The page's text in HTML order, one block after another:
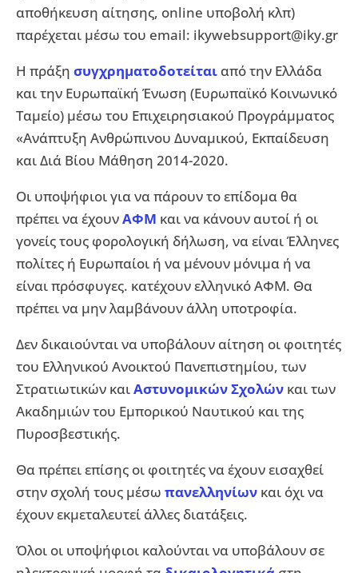
αποθήκευση αίτησης, online υποβολή κλπ)
παρέχεται μέσω του email: ikywebsupport@iky.gr
Η πράξη συγχρηματοδοτείται από την Ελλάδα
και την Ευρωπαϊκή Ένωση (Ευρωπαϊκό Κοινωνικό
Ταμείο) μέσω του Επιχειρησιακού Προγράμματος
«Ανάπτυξη Ανθρώπινου Δυναμικού, Εκπαίδευση
και Διά Βίου Μάθηση 2014-2020.
Οι υποψήφιοι για να πάρουν το επίδομα θα
πρέπει να έχουνΑΦΜ και να κάνουν αυτοί ή οι
γονείς τους φορολογική δήλωση, να είναι Έλληνες
πολίτες ή Ευρωπαίοι ή να μένουν μόνιμα ή να
είναι πρόσφυγες. κατέχουν ελληνικό ΑΦΜ. Θα
πρέπει να μην λαμβάνουν άλλη υποτροφία.
Δεν δικαιούνται να υποβάλουν αίτηση οι φοιτητές
του Ελληνικού Ανοικτού Πανεπιστημίου, των
Στρατιωτικών καιΑστυνομικών Σχολών και των
Ακαδημιών του Εμπορικού Ναυτικού και της
Πυροσβεστικής.
Θα πρέπει επίσης οι φοιτητές να έχουν εισαχθεί
στην σχολή τους μέσω πανελληνίων και όχι να
έχουν εκμεταλευτεί άλλες διατάξεις.
Όλοι οι υποψήφιοι καλούνται να υποβάλουν σε